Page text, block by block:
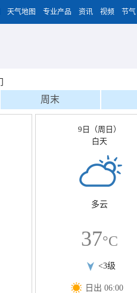
天气地图 专业产品 资讯 视频 节气
周末
9日（周日）
白天
多云
37°C
<3级
日出 06:00